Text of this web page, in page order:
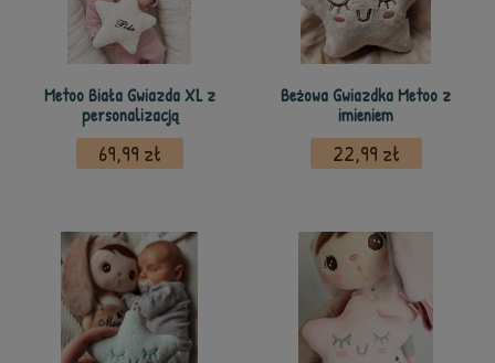
Metoo Biała Gwiazda XL z
personalizacją
69,99 zł
Beżowa Gwiazdka Metoo z
imieniem
22,99 zł